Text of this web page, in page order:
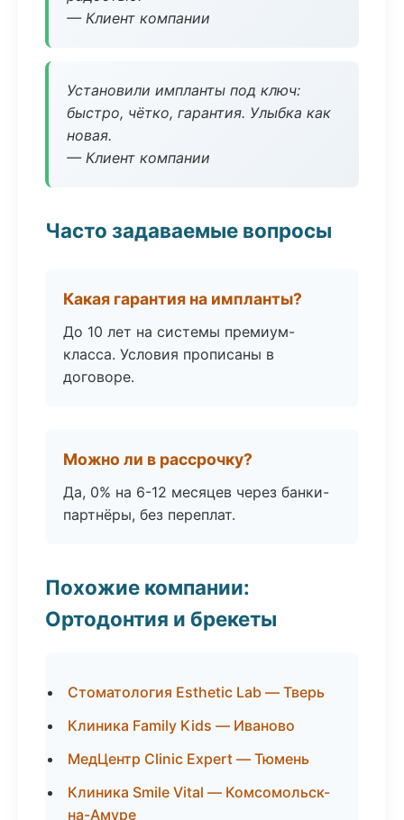
— Клиент компании
Установили импланты под ключ:
быстро, чётко, гарантия. Улыбка как
новая.
— Клиент компании
Часто задаваемые вопросы
Какая гарантия на импланты?
До 10 лет на системы премиум-
класса. Условия прописаны в
договоре.
Можно ли в рассрочку?
Да, 0% на 6-12 месяцев через банки-
партнёры, без переплат.
Похожие компании:
Ортодонтия и брекеты
Стоматология Esthetic Lab — Тверь
Клиника Family Kids — Иваново
МедЦентр Clinic Expert — Тюмень
Клиника Smile Vital — Комсомольск-
на-Амуре